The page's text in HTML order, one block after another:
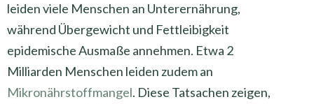
leiden viele Menschen an Unterernährung,
während Übergewicht und Fettleibigkeit
epidemische Ausmaße annehmen. Etwa 2
Milliarden Menschen leiden zudem an
Mikronährstoffmangel. Diese Tatsachen zeigen,